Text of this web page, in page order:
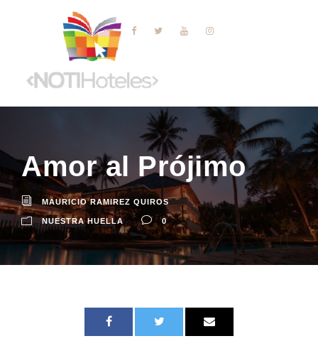
Amor al Prójimo
MAURICIO RAMIREZ QUIROS
NUESTRA HUELLA 0